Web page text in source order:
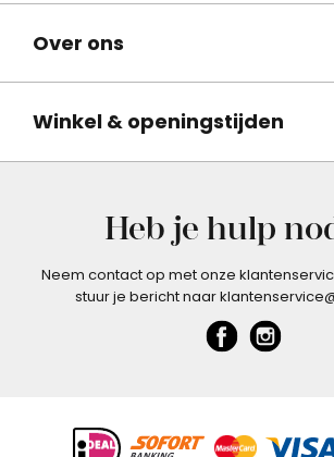
Over ons
Winkel & openingstijden
Heb je hulp
Neem contact op met onze
stuur je bericht naar